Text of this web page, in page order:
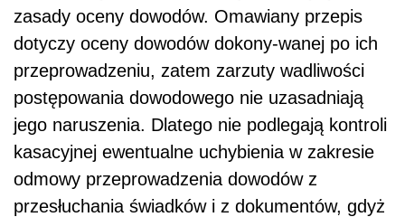
zasady oceny dowodów. Omawiany przepis
dotyczy oceny dowodów dokony-wanej po ich
przeprowadzeniu, zatem zarzuty wadliwości
postępowania dowodowego nie uzasadniają
jego naruszenia. Dlatego nie podlegają kontroli
kasacyjnej ewentualne uchybienia w zakresie
odmowy przeprowadzenia dowodów z
przesłuchania świadków i z dokumentów, gdyż